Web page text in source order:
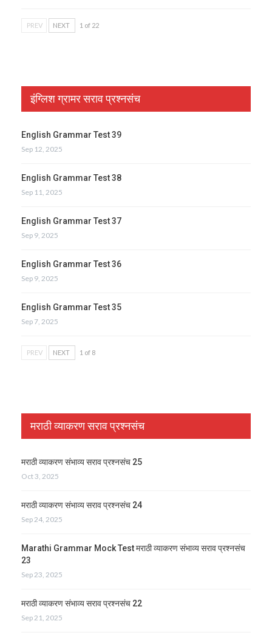
PREV NEXT 1 of 22
इंग्लिश ग्रामर सराव प्रश्नसंच
English Grammar Test 39
Sep 12, 2025
English Grammar Test 38
Sep 11, 2025
English Grammar Test 37
Sep 9, 2025
English Grammar Test 36
Sep 9, 2025
English Grammar Test 35
Sep 7, 2025
PREV NEXT 1 of 8
मराठी व्याकरण सराव प्रश्नसंच
मराठी व्याकरण संभाव्य सराव प्रश्नसंच 25
Oct 3, 2025
मराठी व्याकरण संभाव्य सराव प्रश्नसंच 24
Sep 24, 2025
Marathi Grammar Mock Test मराठी व्याकरण संभाव्य सराव प्रश्नसंच
23
Sep 23, 2025
मराठी व्याकरण संभाव्य सराव प्रश्नसंच 22
Sep 21, 2025